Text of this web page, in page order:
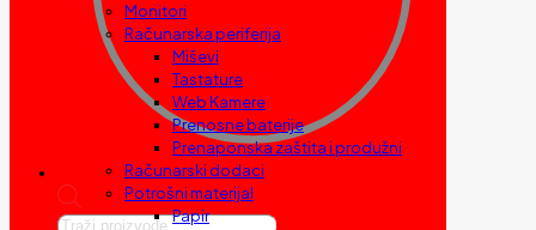
Products
Monitori
Računarska periferija
Miševi
Tastature
Web Kamere
Prenosne baterije
Prenaponska zaštita i produžni
Računarski dodaci
Potrošni materijal
Papir